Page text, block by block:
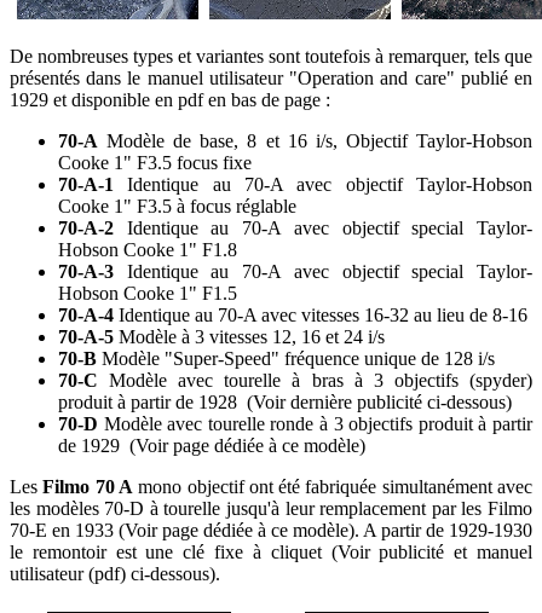
De nombreuses types et variantes sont toutefois à remarquer, tels que
présentés dans le manuel utilisateur "Operation and care" publié en
1929 et disponible en pdf en bas de page :
70-A Modèle de base, 8 et 16 i/s, Objectif Taylor-Hobson
Cooke 1" F3.5 focus fixe
70-A-1
Identique au 70-A avec objectif Taylor-Hobson
Cooke 1" F3.5 à focus réglable
70-A-2 Identique au 70-A avec objectif special Taylor-
Hobson Cooke 1" F1.8
70-A-3 Identique au 70-A avec objectif special Taylor-
Hobson Cooke 1" F1.5
70-A-4 Identique au 70-A avec vitesses 16-32 au lieu de 8-16
70-A-5 Modèle à 3 vitesses 12, 16 et 24 i/s
70-B Modèle "Super-Speed" fréquence unique de 128 i/s
70-C Modèle avec tourelle à bras à 3 objectifs (spyder)
produit à partir de 1928 (Voir dernière publicité ci-dessous)
70-D Modèle avec tourelle ronde à 3 objectifs produit à partir
de 1929 (Voir page dédiée à ce modèle)
LesFilmo 70 A mono objectif ont été fabriquée simultanément avec
les modèles 70-D à tourelle jusqu'à leur remplacement par les Filmo
70-E en 1933 (Voir page dédiée à ce modèle). A partir de 1929-1930
le remontoir est une clé fixe à cliquet (Voir publicité et manuel
utilisateur (pdf) ci-dessous).